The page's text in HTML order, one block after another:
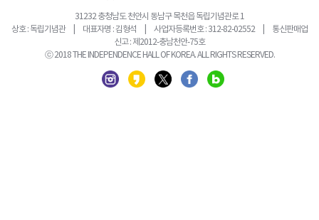
31232 충청남도 천안시 동남구 목천읍 독립기념관로 1
상호 : 독립기념관 | 대표자명 : 김형석 | 사업자등록번호 : 312-82-02552 | 통신판매업
신고 : 제2012-충남천안-75호
ⓒ 2018 THE INDEPENDENCE HALL OF KOREA. ALL RIGHTS RESERVED.